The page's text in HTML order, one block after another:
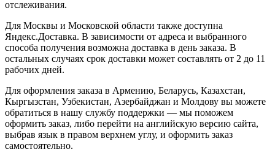
отслеживания.
Для Москвы и Московской области также доступна
Яндекс.Доставка. В зависимости от адреса и выбранного
способа получения возможна доставка в день заказа. В
остальных случаях срок доставки может составлять от 2 до 11
рабочих дней.
Для оформления заказа в Армению, Беларусь, Казахстан,
Кыргызстан, Узбекистан, Азербайджан и Молдову вы можете
обратиться в нашу службу поддержки — мы поможем
оформить заказ, либо перейти на английскую версию сайта,
выбрав язык в правом верхнем углу, и оформить заказ
самостоятельно.